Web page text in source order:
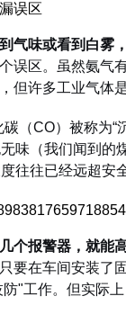
误区
气味或看到白雾
误区。虽然氨气
但许多工业气体
碳（CO）被称为
味（我们闻到的
往往已经远超安
个报警器，就能
要在车间安装了
防"工作。但实际